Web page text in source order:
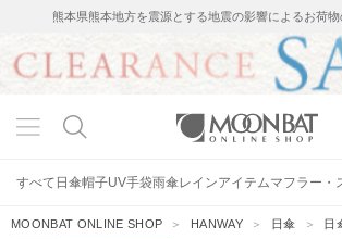
熊本県熊本地方を震源とする地震の影響によるお荷
すべて 日傘帽子UV手袋雨傘レインアイテムマフラー・
MOONBAT ONLINE SHOP ＞ HANWAY ＞ 日傘 ＞ 日